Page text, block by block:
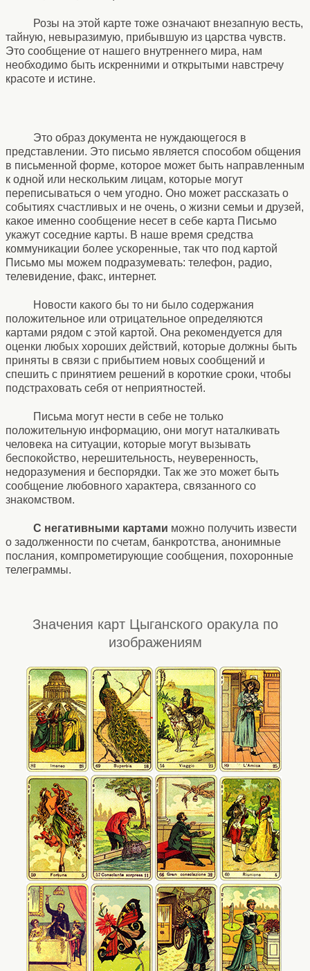
Розы на этой карте тоже означают внезапную весть,
тайную, невыразимую, прибывшую из царства чувств.
Это сообщение от нашего внутреннего мира, нам
необходимо быть искренними и открытыми навстречу
красоте и истине.
Это образ документа не нуждающегося в
представлении. Это письмо является способом общения
в письменной форме, которое может быть направленным
к одной или нескольким лицам, которые могут
переписываться о чем угодно. Оно может рассказать о
событиях счастливых и не очень, о жизни семьи и друзей,
какое именно сообщение несет в себе карта Письмо
укажут соседние карты. В наше время средства
коммуникации более ускоренные, так что под картой
Письмо мы можем подразумевать: телефон, радио,
телевидение, факс, интернет.
Новости какого бы то ни было содержания
положительное или отрицательное определяются
картами рядом с этой картой. Она рекомендуется для
оценки любых хороших действий, которые должны быть
приняты в связи с прибытием новых сообщений и
спешить с принятием решений в короткие сроки, чтобы
подстраховать себя от неприятностей.
Письма могут нести в себе не только
положительную информацию, они могут наталкивать
человека на ситуации, которые могут вызывать
беспокойство, нерешительность, неуверенность,
недоразумения и беспорядки. Так же это может быть
сообщение любовного характера, связанного со
знакомством.
С негативными картами можно получить извести
о задолженности по счетам, банкротства, анонимные
послания, компрометирующие сообщения, похоронные
телеграммы.
Значения карт Цыганского оракула по
изображениям